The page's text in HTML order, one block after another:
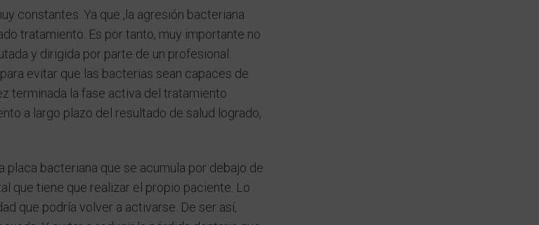
constantes. Ya que ,la agresión bacteriana
tratamiento. Es por tanto, muy importante no
y dirigida por parte de un profesional.
evitar que las bacterias sean capaces de
terminada la fase activa del tratamiento
a largo plazo del resultado de salud logrado,
bacteriana que se acumula por debajo de
que tiene que realizar el propio paciente. Lo
que podría volver a activarse. De ser así,